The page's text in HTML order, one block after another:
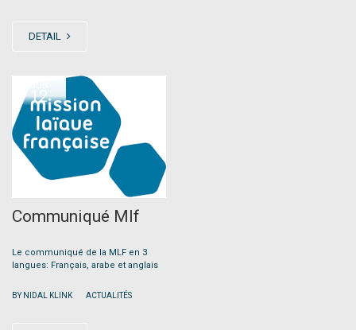
DETAIL
12
Communiqué Mlf
Le communiqué de la MLF en 3
langues: Français, arabe et anglais
BY NIDAL KLINK ACTUALITÉS